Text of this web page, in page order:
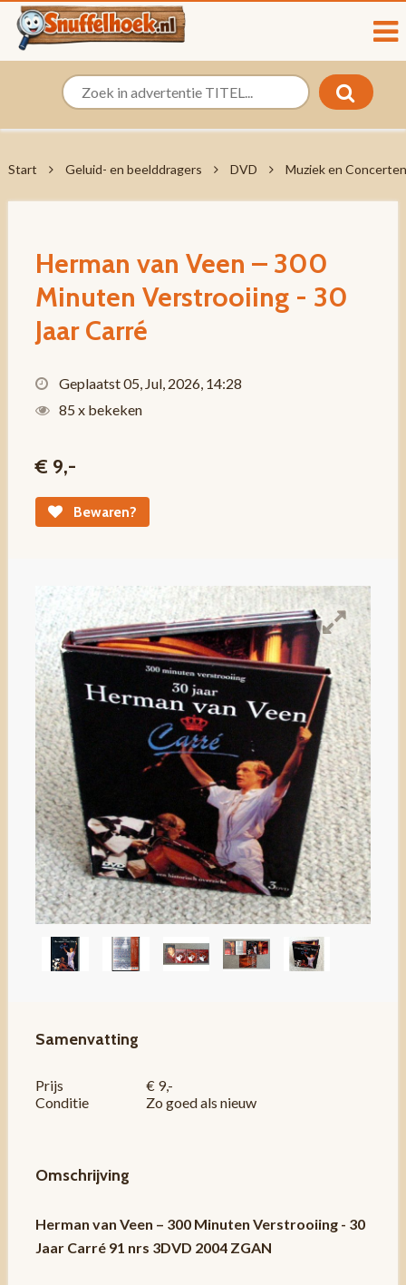
Start Geluid- en beelddragers DVD Muziek en Concerten
Herman van Veen – 300
Minuten Verstrooiing - 30
Jaar Carré
Geplaatst 05, Jul, 2026, 14:28
85 x bekeken
€ 9,-
Bewaren?
Samenvatting
Prijs
€ 9,-
Conditie
Zo goed als nieuw
Omschrijving
Herman van Veen – 300 Minuten Verstrooiing - 30
Jaar Carré 91 nrs 3DVD 2004 ZGAN